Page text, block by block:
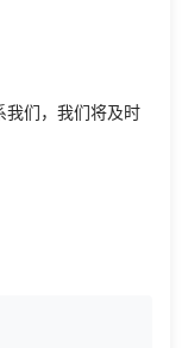
我们，我们将及时